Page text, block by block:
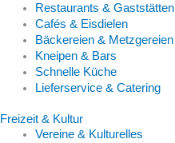
Restaurants & Gaststätten
Cafés & Eisdielen
Bäckereien & Metzgereien
Kneipen & Bars
Schnelle Küche
Lieferservice & Catering
Freizeit & Kultur
Vereine & Kulturelles